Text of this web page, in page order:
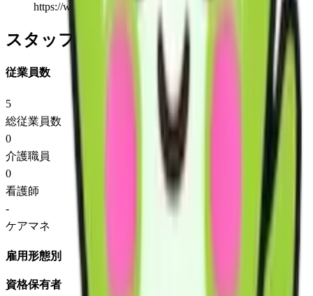
https://www.pure-green.co.jp
スタッフ情報
従業員数
5
総従業員数
0
介護職員
0
看護師
-
ケアマネ
雇用形態別
資格保有者